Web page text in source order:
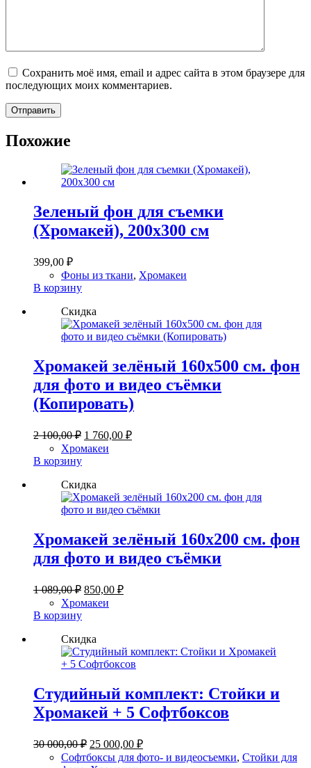
Сохранить моё имя, email и адрес сайта в этом браузере для
последующих моих комментариев.
Отправить
Похожие
Зеленый фон для съемки
(Хромакей), 200х300 см
399,00 ₽
Фоны из ткани, Хромакеи
В корзину
Скидка
Хромакей зелёный 160х500 см. фон
для фото и видео съёмки
(Копировать)
2 100,00₽ Первоначальная
цена
составляла
100,00 ₽.
1 760,00 ₽Текущая
Хромакеи
В корзину
Скидка
Хромакей зелёный 160х200 см. фон
для фото и видео съёмки
1 089,00₽ Первоначальная
цена
составляла
089,00 ₽.
850,00 ₽Текущая
Хромакеи
В корзину
Скидка
Студийный комплект: Стойки и
Хромакей + 5 Софтбоксов
30 000,00₽ Первоначальная
цена
25 000,00 ₽Текущая
цена:
Софтбоксы для фото- и видеосъемки, Стойки для